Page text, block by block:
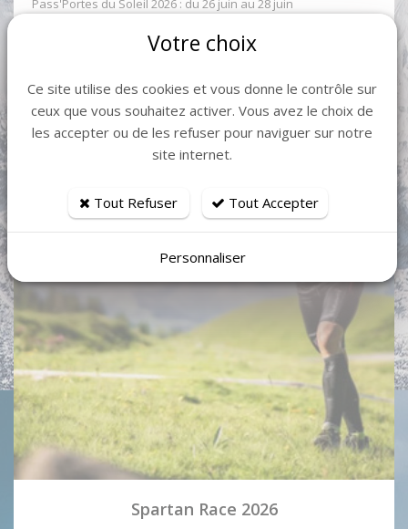
Pass'Portes du Soleil 2026 : du 26 juin au 28 juin
Spartan Race 2026
Votre choix
Ce site utilise des cookies et vous donne le contrôle sur
ceux que vous souhaitez activer. Vous avez le choix de
les accepter ou de les refuser pour naviguer sur notre
site internet.
Tout Refuser Tout Accepter
Personnaliser